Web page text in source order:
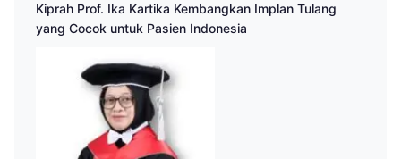
Kiprah Prof. Ika Kartika Kembangkan Implan Tulang
yang Cocok untuk Pasien Indonesia